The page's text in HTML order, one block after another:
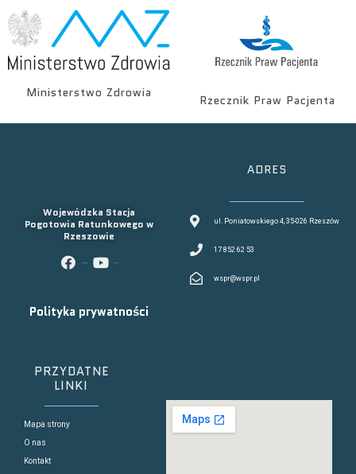
Ministerstwo Zdrowia
Rzecznik Praw Pacjenta
Wojewódzka Stacja
Pogotowia Ratunkowego w
Rzeszowie
Polityka prywatności
ADRES
ul. Poniatowskiego 4, 35-026 Rzeszów
17 852 62 53
wspr@wspr.pl
PRZYDATNE
LINKI
Mapa strony
O nas
Kontakt